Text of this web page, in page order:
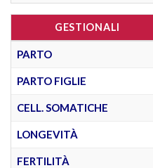
GESTIONALI
PARTO
PARTO FIGLIE
CELL. SOMATICHE
LONGEVITÀ
FERTILITÀ